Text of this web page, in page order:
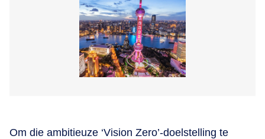
Om die ambitieuze ‘Vision Zero’-doelstelling te